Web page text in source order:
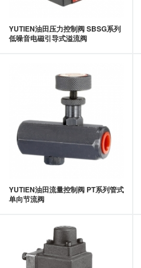
YUTIEN油田压力控制阀 SBSG系列
低噪音电磁引导式溢流阀
YUTIEN油田流量控制阀 PT系列管式
单向节流阀